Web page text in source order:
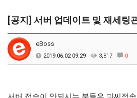
[공지] 서버 업데이트 및 재세팅
eBoss
2019.06.02 09:29 3,817 0